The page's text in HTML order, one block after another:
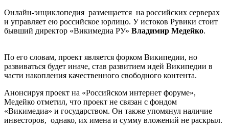
Онлайн-энциклопедия размещается на российских серверах
и управляет ею российское юрлицо. У истоков Рувики стоит
бывший директор «Викимедиа РУ» Владимир Медейко.
По его словам, проект является форком Википедии, но
развиваться будет иначе, став развитием идей Википедии в
части накопления качественного свободного контента.
Анонсируя проект на «Российском интернет форуме»,
Медейко отметил, что проект не связан с фондом
«Викимедиа» и государством. Он также упомянул наличие
инвесторов, однако, их имена и сумму вложений не раскрыл.